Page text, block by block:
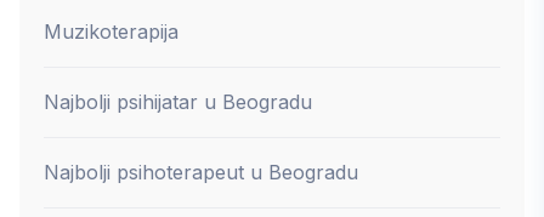
Muzikoterapija
Najbolji psihijatar u Beogradu
Najbolji psihoterapeut u Beogradu